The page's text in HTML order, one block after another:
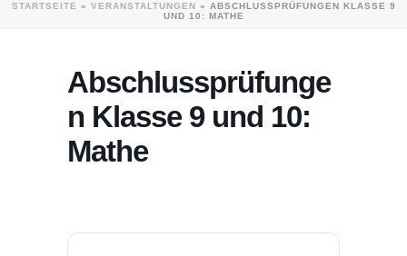
STARTSEITE » VERANSTALTUNGEN »
ABSCHLUSSPRÜFUNGEN KLASSE 9
UND 10: MATHE
Abschlussprüfunge
n Klasse 9 und 10:
Mathe